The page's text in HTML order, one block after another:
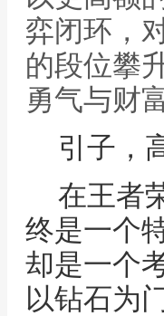
弈闭环，
的段位攀
勇气与财
引子，
在王者
终是一个
却是一个
以钻石为